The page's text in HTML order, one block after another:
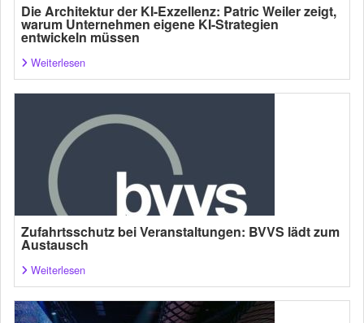
Die Architektur der KI-Exzellenz: Patric Weiler zeigt,
warum Unternehmen eigene KI-Strategien
entwickeln müssen
Weiterlesen
Zufahrtsschutz bei Veranstaltungen: BVVS lädt zum
Austausch
Weiterlesen